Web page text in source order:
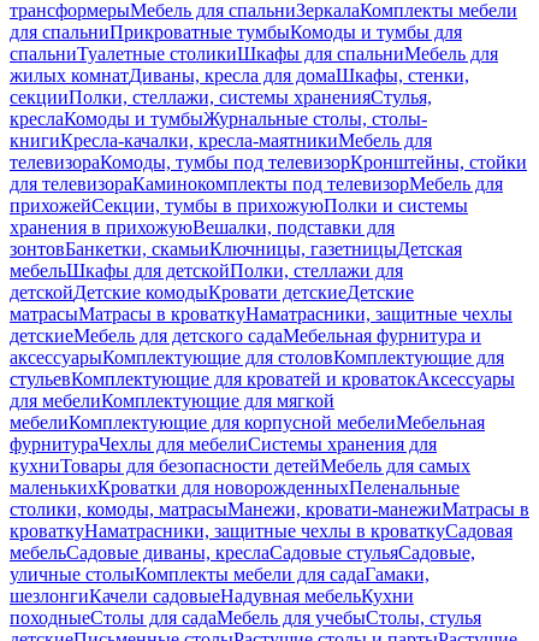
трансформерыМебель для спальниЗеркалаКомплекты мебели
для спальниПрикроватные тумбыКомоды и тумбы для
спальниТуалетные столикиШкафы для спальниМебель для
жилых комнатДиваны, кресла для домаШкафы, стенки,
секцииПолки, стеллажи, системы храненияСтулья,
креслаКомоды и тумбыЖурнальные столы, столы-
книгиКресла-качалки, кресла-маятникиМебель для
телевизораКомоды, тумбы под телевизорКронштейны, стойки
для телевизораКаминокомплекты под телевизорМебель для
прихожейСекции, тумбы в прихожуюПолки и системы
хранения в прихожуюВешалки, подставки для
зонтовБанкетки, скамьиКлючницы, газетницыДетская
мебельШкафы для детскойПолки, стеллажи для
детскойДетские комодыКровати детскиеДетские
матрасыМатрасы в кроваткуНаматрасники, защитные чехлы
детскиеМебель для детского садаМебельная фурнитура и
аксессуарыКомплектующие для столовКомплектующие для
стульевКомплектующие для кроватей и кроватокАксессуары
для мебелиКомплектующие для мягкой
мебелиКомплектующие для корпусной мебелиМебельная
фурнитураЧехлы для мебелиСистемы хранения для
кухниТовары для безопасности детейМебель для самых
маленькихКроватки для новорожденныхПеленальные
столики, комоды, матрасыМанежи, кровати-манежиМатрасы в
кроваткуНаматрасники, защитные чехлы в кроваткуСадовая
мебельСадовые диваны, креслаСадовые стульяСадовые,
уличные столыКомплекты мебели для садаГамаки,
шезлонгиКачели садовыеНадувная мебельКухни
походныеСтолы для садаМебель для учебыСтолы, стулья